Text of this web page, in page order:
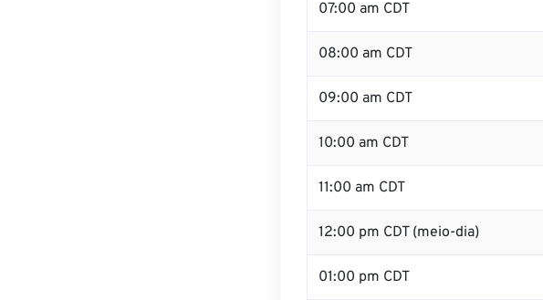
07:00 am CDT
08:00 am CDT
09:00 am CDT
10:00 am CDT
11:00 am CDT
12:00 pm CDT (meio-dia)
01:00 pm CDT